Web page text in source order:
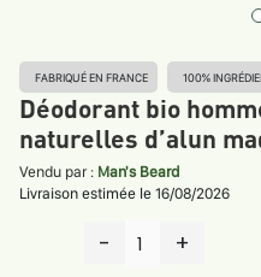
FABRIQUÉ EN FRANCE 100%
Déodorant bio
naturelles d’alun
Vendu par : Man's Beard
Livraison estimée le 16/08/2026
- 1 +